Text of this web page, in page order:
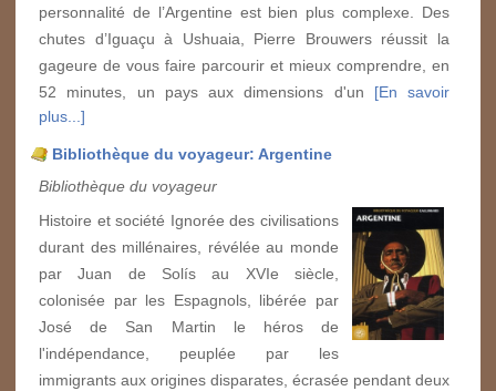
personnalité de l’Argentine est bien plus complexe. Des
chutes d’Iguaçu à Ushuaia, Pierre Brouwers réussit la
gageure de vous faire parcourir et mieux comprendre, en
52 minutes, un pays aux dimensions d'un [En savoir
plus...]
Bibliothèque du voyageur: Argentine
Bibliothèque du voyageur
Histoire et société Ignorée des civilisations
durant des millénaires, révélée au monde
par Juan de Solís au XVIe siècle,
colonisée par les Espagnols, libérée par
José de San Martin le héros de
l'indépendance, peuplée par les
immigrants aux origines disparates, écrasée pendant deux